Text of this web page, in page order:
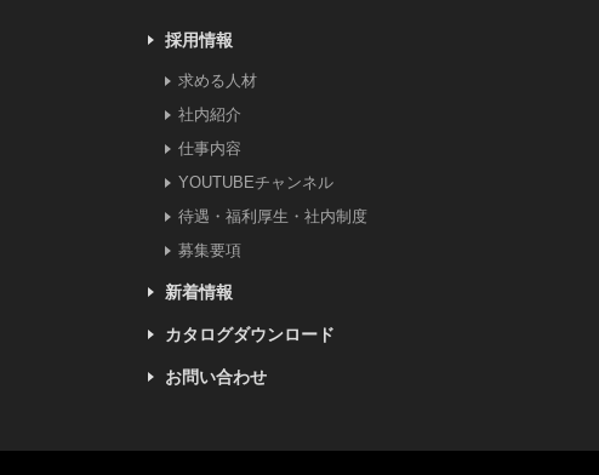
採用情報
求める人材
社内紹介
仕事内容
YOUTUBEチャンネル
待遇・福利厚生・社内制度
募集要項
新着情報
カタログダウンロード
お問い合わせ